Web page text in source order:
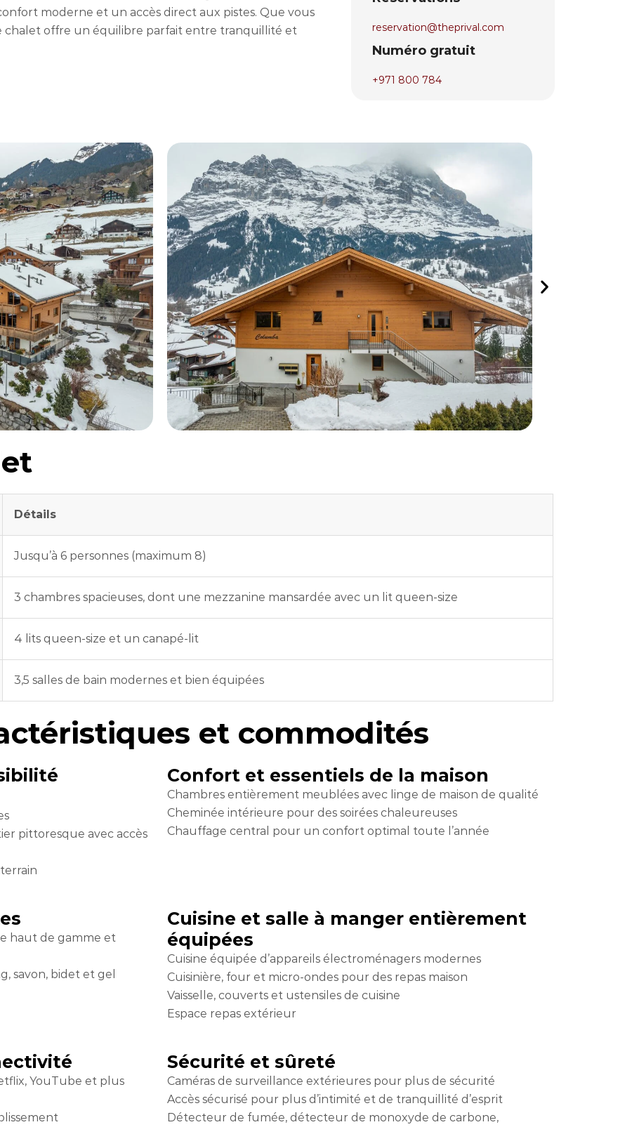
moderne et un accès direct aux pistes. Que vous
chalet offre un équilibre parfait entre tranquillité et
reservation@theprival.com
Numéro gratuit
+971 800 784
Détails
Jusqu’à 6 personnes (maximum 8)
3 chambres spacieuses, dont une mezzanine mansardée avec un lit queen-size
4 lits queen-size et un canapé-lit
3,5 salles de bain modernes et bien équipées
et commodités
pittoresque avec accès
Confort et essentiels de la maison
Chambres entièrement meublées avec linge de maison de qualité
Cheminée intérieure pour des soirées chaleureuses
Chauffage central pour un confort optimal toute l’année
haut de gamme et
savon, bidet et gel
Cuisine et salle à manger entièrement
équipées
Cuisine équipée d’appareils électroménagers modernes
Cuisinière, four et micro-ondes pour des repas maison
Vaisselle, couverts et ustensiles de cuisine
Espace repas extérieur
YouTube et plus
Sécurité et sûreté
Caméras de surveillance extérieures pour plus de sécurité
Accès sécurisé pour plus d’intimité et de tranquillité d’esprit
Détecteur de fumée, détecteur de monoxyde de carbone,